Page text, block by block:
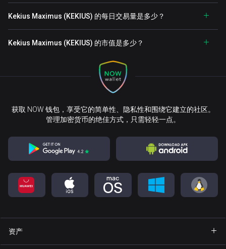
Kekius Maximus (KEKIUS) 的每日交易量是多少？
Kekius Maximus (KEKIUS) 的市值是多少？
获取 NOW 钱包，享受它的简单性、隐私性和围绕它建立的社区。
管理加密货币的绝佳方式，只需轻轻一点。
资产